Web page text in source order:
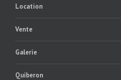
Location
Vente
Galerie
Quiberon